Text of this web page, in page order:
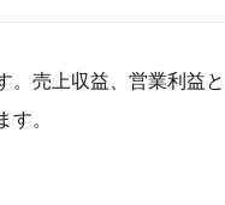
。売上収益、営業利益
。